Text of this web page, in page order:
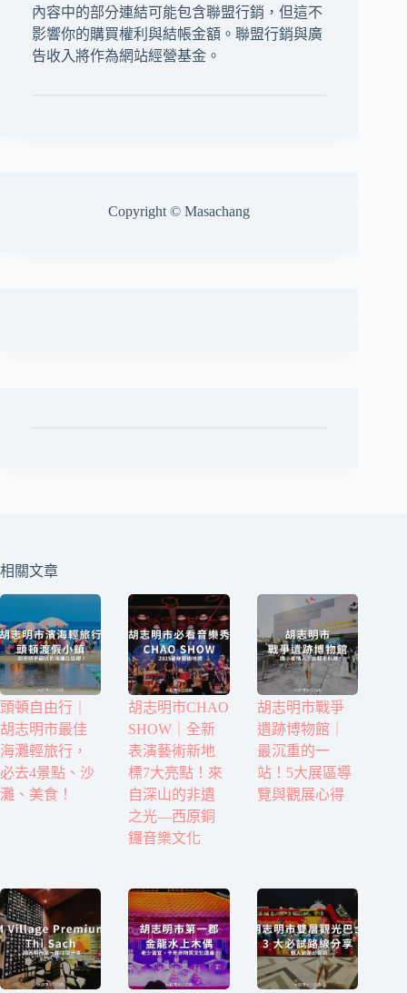
內容中的部分連結可能包含聯盟行銷，但這不
影響你的購買權利與結帳金額。聯盟行銷與廣
告收入將作為網站經營基金。
Copyright © Masachang
相關文章
頭頓自由行｜
胡志明市最佳
海灘輕旅行，
必去4景點、沙
灘、美食！
胡志明市CHAO
SHOW｜全新
表演藝術新地
標7大亮點！來
自深山的非遺
之光—西原銅
鑼音樂文化
胡志明市戰爭
遺跡博物館｜
最沉重的一
站！5大展區導
覽與觀展心得